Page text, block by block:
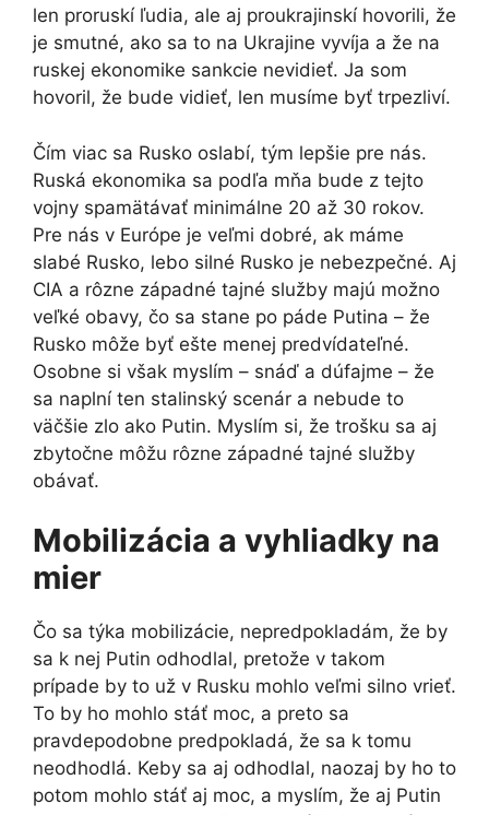
len proruskí ľudia, ale aj proukrajinskí hovorili, že
je smutné, ako sa to na Ukrajine vyvíja a že na
ruskej ekonomike sankcie nevidieť. Ja som
hovoril, že bude vidieť, len musíme byť trpezliví.
Čím viac sa Rusko oslabí, tým lepšie pre nás.
Ruská ekonomika sa podľa mňa bude z tejto
vojny spamätávať minimálne 20 až 30 rokov.
Pre nás v Európe je veľmi dobré, ak máme
slabé Rusko, lebo silné Rusko je nebezpečné. Aj
CIA a rôzne západné tajné služby majú možno
veľké obavy, čo sa stane po páde Putina – že
Rusko môže byť ešte menej predvídateľné.
Osobne si však myslím – snáď a dúfajme – že
sa naplní ten stalinský scenár a nebude to
väčšie zlo ako Putin. Myslím si, že trošku sa aj
zbytočne môžu rôzne západné tajné služby
obávať.
Mobilizácia a vyhliadky na
mier
Čo sa týka mobilizácie, nepredpokladám, že by
sa k nej Putin odhodlal, pretože v takom
prípade by to už v Rusku mohlo veľmi silno vrieť.
To by ho mohlo stáť moc, a preto sa
pravdepodobne predpokladá, že sa k tomu
neodhodlá. Keby sa aj odhodlal, naozaj by ho to
potom mohlo stáť aj moc, a myslím, že aj Putin